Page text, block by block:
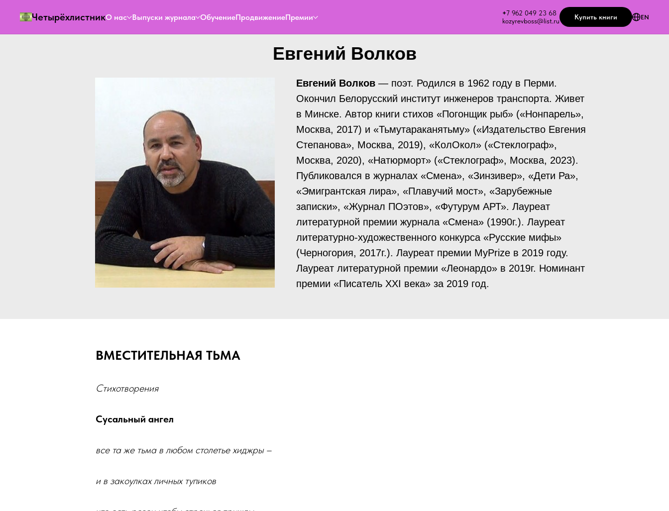
ЧетырёхлистникО нас Выпуски журнала ОбучениеПродвижениеПремии +7 962 049 23 68
kozyrevboss@list.ru
Купить книги EN
Евгений Волков
Евгений Волков — поэт. Родился в 1962 году в Перми.
Окончил Белорусский институт инженеров транспорта. Живет
в Минске. Автор книги стихов «Погонщик рыб» («Нонпарель»,
Москва, 2017) и «Тьмутараканятьму» («Издательство Евгения
Степанова», Москва, 2019), «КолОкол» («Стеклограф»,
Москва, 2020), «Натюрморт» («Стеклограф», Москва, 2023).
Публиковался в журналах «Смена», «Зинзивер», «Дети Ра»,
«Эмигрантская лира», «Плавучий мост», «Зарубежные
записки», «Журнал ПОэтов», «Футурум АРТ». Лауреат
литературной премии журнала «Смена» (1990г.). Лауреат
литературно-художественного конкурса «Русские мифы»
(Черногория, 2017г.). Лауреат премии MyPrize в 2019 году.
Лауреат литературной премии «Леонардо» в 2019г. Номинант
премии «Писатель ХХI века» за 2019 год.
ВМЕСТИТЕЛЬНАЯ ТЬМА
Стихотворения
Сусальный ангел
все та же тьма в любом столетье хиджры –
и в закоулках личных тупиков